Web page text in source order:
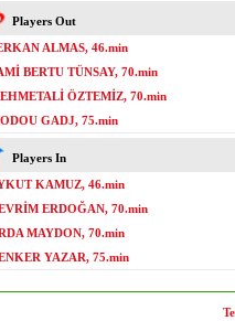
Players Out
ALMAS, 46.min
BERTU TÜNSAY, 70.min
ÖZTEMİZ, 70.min
GADJ, 75.min
Players In
KAMUZ, 46.min
ERDOĞAN, 70.min
MAYDON, 70.min
YAZAR, 75.min